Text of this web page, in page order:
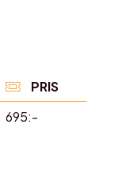
PRIS
695:-